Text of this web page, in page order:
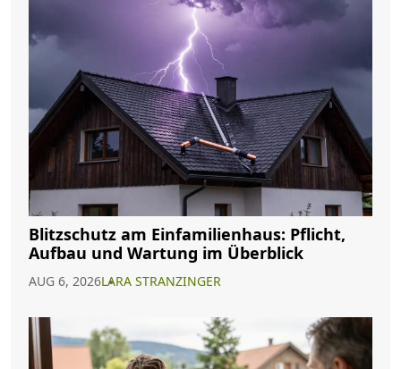
Blitzschutz am Einfamilienhaus: Pflicht,
Aufbau und Wartung im Überblick
AUG 6, 2026LARA STRANZINGER